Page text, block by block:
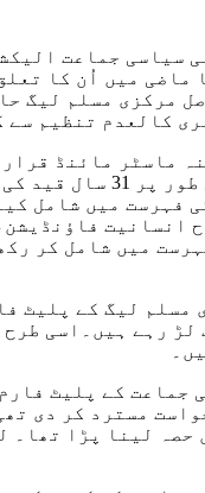
سیاسی جماعت
میں اُن کا
مرکزی مسلم لیگ
کالعدم تنظیم سے
ماسٹر مائنڈ
الزام کے تحت قائم متعدد
کونسل نے 10 دسمبر 2008 کو
میں شامل کر
حافظ طلحہٰ سعید مرکزی
رہے ہیں۔اسی
چند افراد نے سنہ 2018 میں
مسترد کر دی
لینا پڑا